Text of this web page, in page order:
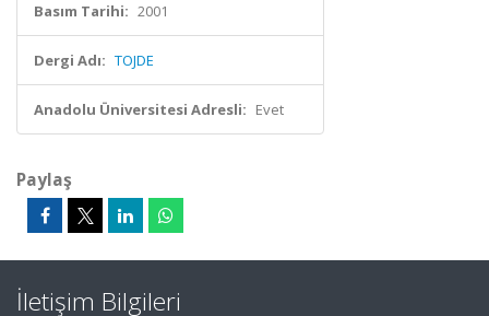
Basım Tarihi: 2001
Dergi Adı: TOJDE
Anadolu Üniversitesi Adresli: Evet
Paylaş
İletişim Bilgileri